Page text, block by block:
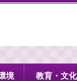
境 教育・文化